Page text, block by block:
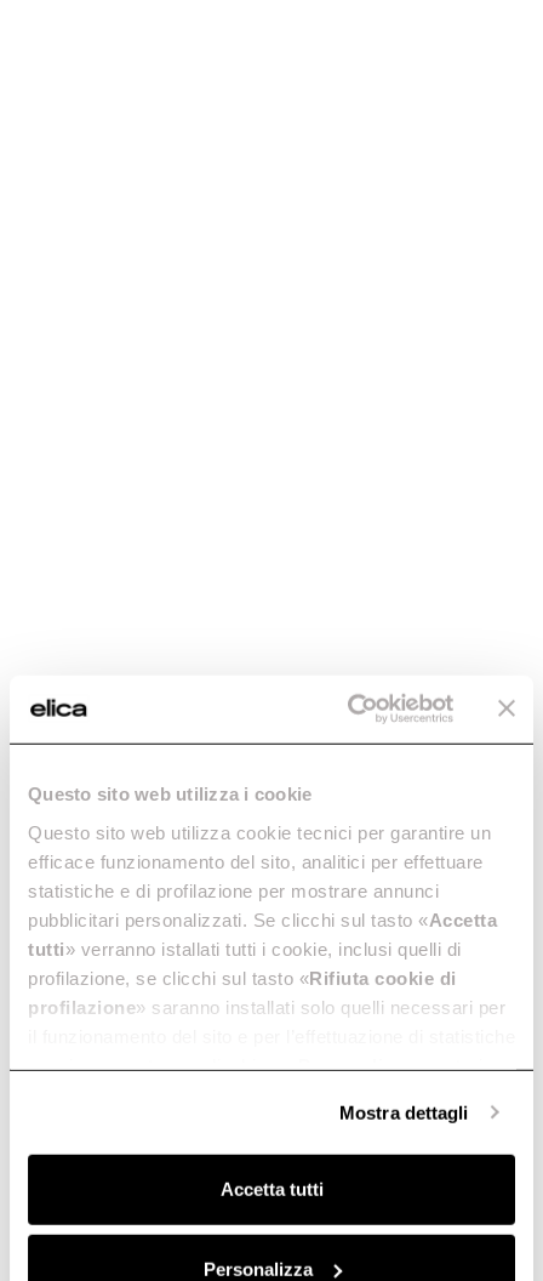
Questo sito web utilizza i cookie
Questo sito web utilizza cookie tecnici per garantire un
efficace funzionamento del sito, analitici per effettuare
statistiche e di profilazione per mostrare annunci
pubblicitari personalizzati. Se clicchi sul tasto «Accetta
tutti» verranno istallati tutti i cookie, inclusi quelli di
profilazione, se clicchi sul tasto «Rifiuta cookie di
profilazione» saranno installati solo quelli necessari per
anonime, mentre se clicchi su «Personalizza», potrai
Clicca quiper visualizzare la cookie policy.
Mostra dettagli
Accetta tutti
Personalizza